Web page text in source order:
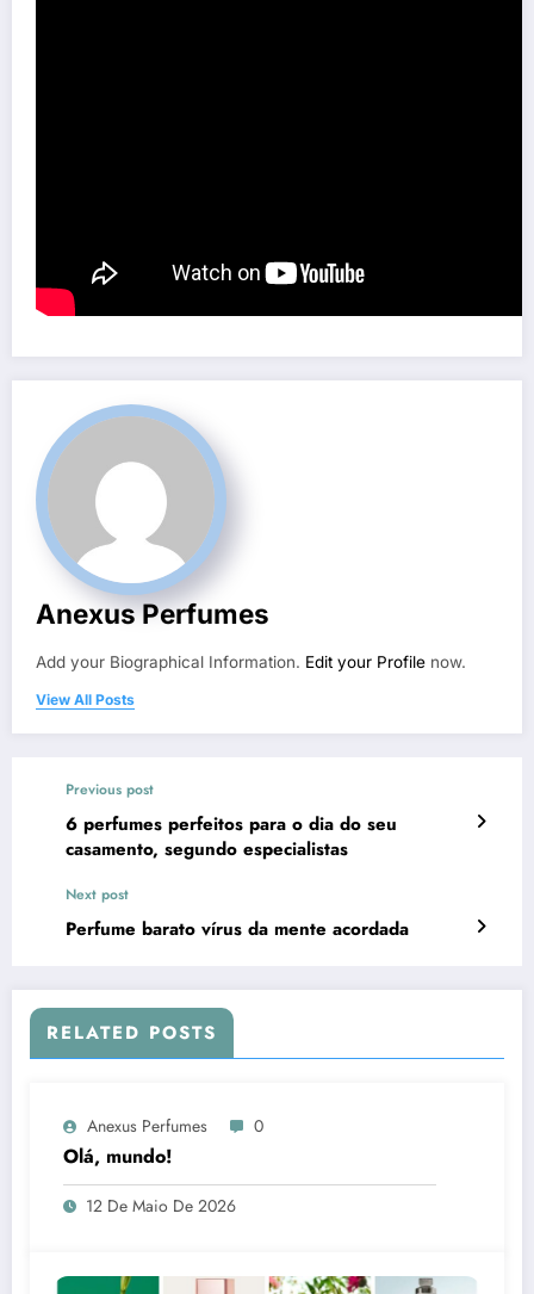
Anexus Perfumes
Add your Biographical Information. Edit your Profile now.
View All Posts
Previous post
6 perfumes perfeitos para o dia do seu
casamento, segundo especialistas
Next post
Perfume barato vírus da mente acordada
RELATED POSTS
Anexus Perfumes 0
Olá, mundo!
12 De Maio De 2026